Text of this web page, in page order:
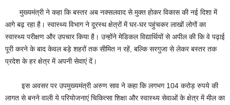
मुख्यमंत्री ने कहा कि बस्तर अब नक्सलवाद से मुक्त होकर विकास की नई दिशा में
आगे बढ़ रहा है। स्वास्थ्य विभाग ने दूरस्थ क्षेत्रों में घर-घर पहुंचकर लाखों लोगों का
स्वास्थ्य परीक्षण और उपचार किया है। उन्होंने मेडिकल विद्यार्थियों से अपील की कि वे पढ़ाई
पूरी करने के बाद केवल बड़े शहरों तक सीमित न रहें, बल्कि सरगुजा से लेकर बस्तर तक
प्रदेश के हर क्षेत्र में अपनी सेवाएं दें।
इस अवसर पर उपमुख्यमंत्री अरुण साव ने कहा कि लगभग 104 करोड़ रुपये की
लागत से बनने वाली ये परियोजनाएं चिकित्सा शिक्षा और स्वास्थ्य सेवाओं के क्षेत्र में मील का